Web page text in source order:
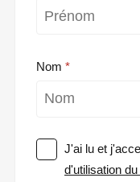
Nom
J'ai lu et
d'utilisation